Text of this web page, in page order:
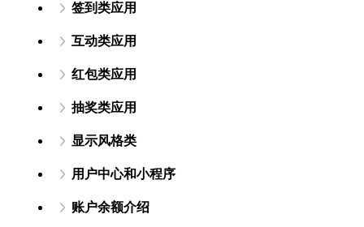
签到类应用
互动类应用
红包类应用
抽奖类应用
显示风格类
用户中心和小程序
账户余额介绍